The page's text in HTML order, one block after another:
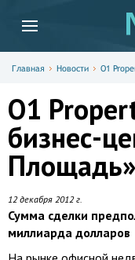
Главная Новости O1
O1
бизнес-
Площадь»
12 декабря 2012 г.
Сумма сделки
миллиарда долларов